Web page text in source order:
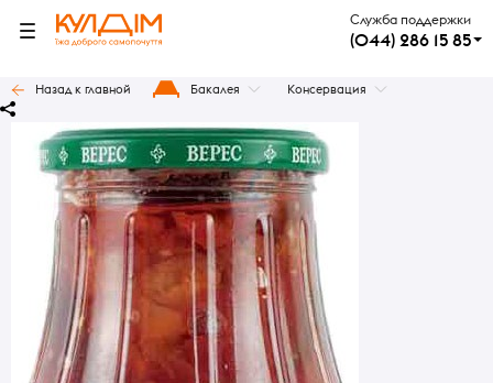
Служба поддержки
(044) 286 15 85
Назад к главной Бакалея Консервация